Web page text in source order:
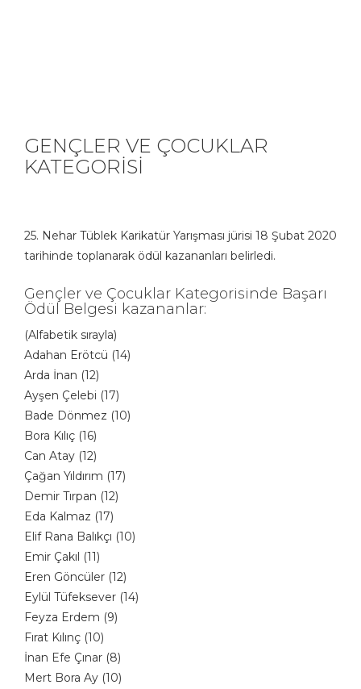
GENÇLER VE ÇOCUKLAR
KATEGORİSİ
25. Nehar Tüblek Karikatür Yarışması jürisi 18 Şubat 2020
tarihinde toplanarak ödül kazananları belirledi.
Gençler ve Çocuklar Kategorisinde Başarı
Ödül Belgesi kazananlar:
(Alfabetik sırayla)
Adahan Erötcü (14)
Arda İnan (12)
Ayşen Çelebi (17)
Bade Dönmez (10)
Bora Kılıç (16)
Can Atay (12)
Çağan Yıldırım (17)
Demir Tırpan (12)
Eda Kalmaz (17)
Elif Rana Balıkçı (10)
Emir Çakıl (11)
Eren Göncüler (12)
Eylül Tüfeksever (14)
Feyza Erdem (9)
Fırat Kılınç (10)
İnan Efe Çınar (8)
Mert Bora Ay (10)